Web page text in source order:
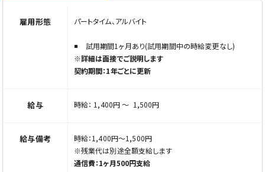
-------------------------------------
・利用者様の外出サポート（ガイドヘルプ）
・買い物や通院の付き添い
・日常生活の簡単な介助
・利用者様の笑顔を近くで感じられる
・自分のペースで無理なく続けられる
・人の役に立っている実感を持てる
☆転職を考えてる方
障がい者施設での経験、活かせます！
☆生活支援員（障害者支援員）の経験
☆サービス管理責任者（または目指している方） など
☆介護職員初任者研修（旧ヘルパー2級）を活かしたい！
☆ゆくゆく介護福祉士の資格をとってキャリアアップしたい！
☆看護師から社会福祉士への転身を目指している！
雇用形態 パートタイム、アルバイト
試用期間1ヶ月あり(試用期間中の時給変更なし)
※詳細は面接でご説明します
契約期間：1年ごとに更新
給与 時給： 1,400円 〜 1,500円
給与備考
時給：1,400円〜1,500円
※残業代は別途全額支給します
通信費：1ヶ月500円支給